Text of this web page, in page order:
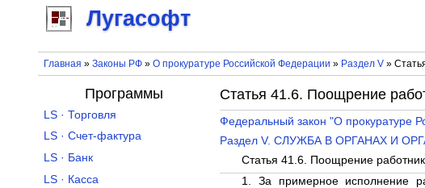
Лугасофт
Главная » Законы РФ» О прокуратуре Российской Федерации » Раздел V»
Статья 41.6. Поощрение
Федеральный закон "О прокуратуре
Раздел V. СЛУЖБА В ОРГАНАХ И
Статья 41.6. Поощрение
1. За примерное исполнение
Программы
LS · Торговля
LS · Счет-фактура
LS · Банк
LS · Касса